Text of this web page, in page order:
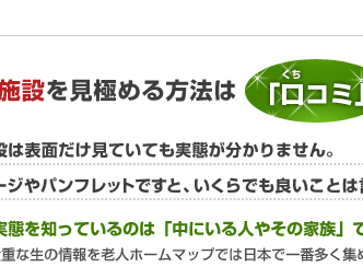
調査のためクッキー等を用いておりますが
情報保護管理者 窪田望